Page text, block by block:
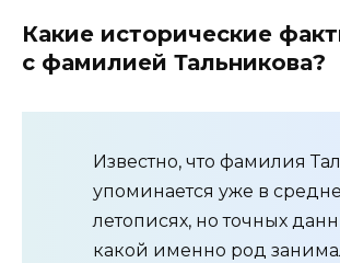
Какие исторические
с фамилией Тальникова?
Известно, что фамилия
упоминается уже в
летописях, но точных
какой именно род